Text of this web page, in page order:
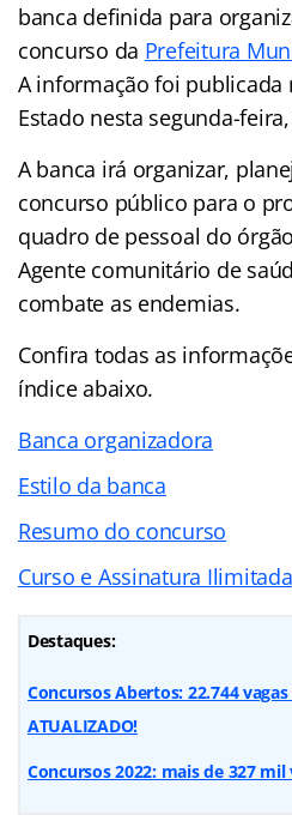
banca definida para
concurso da Prefeitura
A informação foi publicada
Estado nesta segunda-
A banca irá organizar,
concurso público para o
quadro de pessoal do
Agente comunitário de
combate as endemias.
Confira todas as
índice abaixo.
Banca organizadora
Estilo da banca
Resumo do concurso
Curso e Assinatura Ilimitada
Destaques:
Concursos Abertos: 22.744
ATUALIZADO!
Concursos 2022: mais de 327 mil